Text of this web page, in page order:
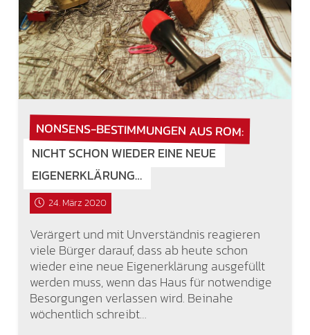
NONSENS-BESTIMMUNGEN AUS ROM:
NICHT SCHON WIEDER EINE NEUE
EIGENERKLÄRUNG…
24. März 2020
Verärgert und mit Unverständnis reagieren
viele Bürger darauf, dass ab heute schon
wieder eine neue Eigenerklärung ausgefüllt
werden muss, wenn das Haus für notwendige
Besorgungen verlassen wird. Beinahe
wöchentlich schreibt…